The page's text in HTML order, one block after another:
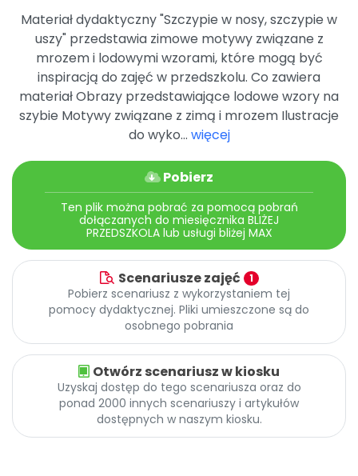
Pomoc
Promocje
Materiał dydaktyczny "Szczypie w nosy, szczypie w
uszy" przedstawia zimowe motywy związane z
mrozem i lodowymi wzorami, które mogą być
inspiracją do zajęć w przedszkolu. Co zawiera
materiał Obrazy przedstawiające lodowe wzory na
szybie Motywy związane z zimą i mrozem Ilustracje
do wyko... więcej
Pobierz
Ten plik można pobrać za pomocą pobrań
dołączanych do miesięcznika BLIŻEJ
PRZEDSZKOLA lub usługi bliżej MAX
Scenariusze zajęć 1
Pobierz scenariusz z wykorzystaniem tej
pomocy dydaktycznej. Pliki umieszczone są do
osobnego pobrania
Otwórz scenariusz w kiosku
Uzyskaj dostęp do tego scenariusza oraz do
ponad 2000 innych scenariuszy i artykułów
dostępnych w naszym kiosku.